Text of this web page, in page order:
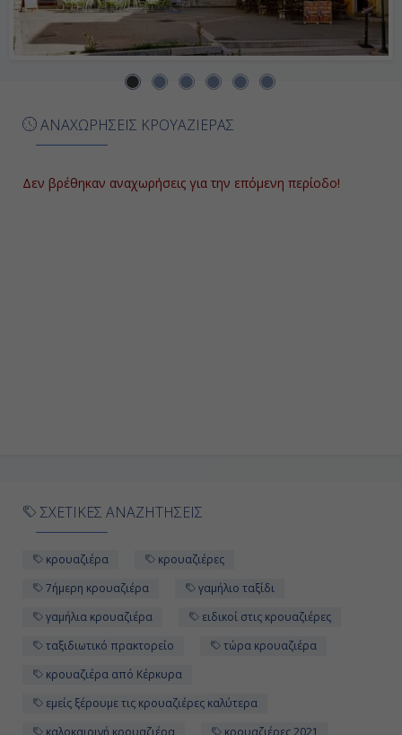
18:00
ΑΝΑΧΩΡΗΣΕΙΣ ΚΡΟΥΑΖΙΕΡΑΣ
Δεν βρέθηκαν αναχωρήσεις για την επόμενη περίοδο!
ΣΧΕΤΙΚΕΣ ΑΝΑΖΗΤΗΣΕΙΣ
κρουαζιέρα
κρουαζιέρες
7ήμερη κρουαζιέρα
γαμήλιο ταξίδι
γαμήλια κρουαζιέρα
ειδικοί στις κρουαζιέρες
ταξιδιωτικό πρακτορείο
τώρα κρουαζιέρα
κρουαζιέρα από Κέρκυρα
εμείς ξέρουμε τις κρουαζιέρες καλύτερα